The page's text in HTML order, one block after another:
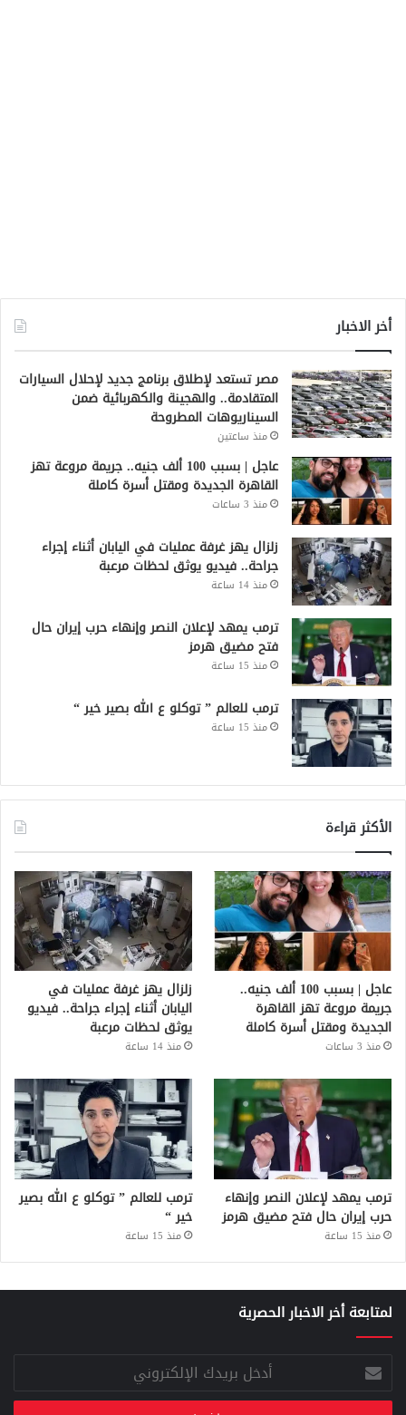
أخر الاخبار
مصر تستعد لإطلاق برنامج جديد لإحلال السيارات
المتقادمة.. والهجينة والكهربائية ضمن
السيناريوهات المطروحة
منذ ساعتين
عاجل | بسبب 100 ألف جنيه.. جريمة مروعة تهز
القاهرة الجديدة ومقتل أسرة كاملة
منذ 3 ساعات
زلزال يهز غرفة عمليات في اليابان أثناء إجراء
جراحة.. فيديو يوثق لحظات مرعبة
منذ 14 ساعة
ترمب يمهد لإعلان النصر وإنهاء حرب إيران حال
فتح مضيق هرمز
منذ 15 ساعة
ترمب للعالم ” توكلو ع الله بصير خير “
منذ 15 ساعة
الأكثر قراءة
عاجل | بسبب 100 ألف جنيه..
جريمة مروعة تهز القاهرة
الجديدة ومقتل أسرة كاملة
منذ 3 ساعات
زلزال يهز غرفة عمليات في
اليابان أثناء إجراء جراحة.. فيديو
يوثق لحظات مرعبة
منذ 14 ساعة
ترمب يمهد لإعلان النصر وإنهاء
حرب إيران حال فتح مضيق هرمز
منذ 15 ساعة
ترمب للعالم ” توكلو ع الله بصير
خير “
منذ 15 ساعة
لمتابعة أخر الاخبار الحصرية
أدخل
بريدك
الإلكتروني